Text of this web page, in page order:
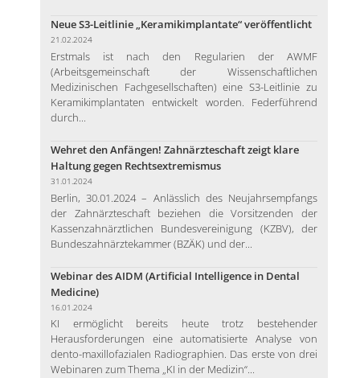
Neue S3-Leitlinie „Keramikimplantate“ veröffentlicht
21.02.2024
Erstmals ist nach den Regularien der AWMF
(Arbeitsgemeinschaft der Wissenschaftlichen
Medizinischen Fachgesellschaften) eine S3-Leitlinie zu
Keramikimplantaten entwickelt worden. Federführend
durch...
Wehret den Anfängen! Zahnärzteschaft zeigt klare
Haltung gegen Rechtsextremismus
31.01.2024
Berlin, 30.01.2024 – Anlässlich des Neujahrsempfangs
der Zahnärzteschaft beziehen die Vorsitzenden der
Kassenzahnärztlichen Bundesvereinigung (KZBV), der
Bundeszahnärztekammer (BZÄK) und der...
Webinar des AIDM (Artificial Intelligence in Dental
Medicine)
16.01.2024
KI ermöglicht bereits heute trotz bestehender
Herausforderungen eine automatisierte Analyse von
dento-maxillofazialen Radiographien. Das erste von drei
Webinaren zum Thema „KI in der Medizin“...